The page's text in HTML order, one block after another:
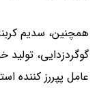
همچنین، سدیم
گوگردزدایی،
عامل پپررز کننده